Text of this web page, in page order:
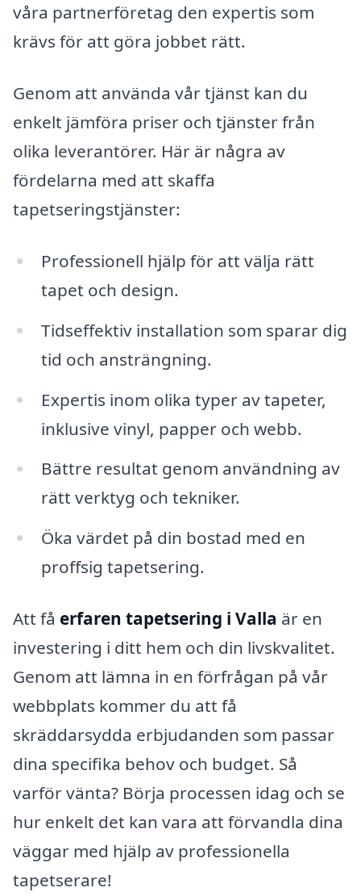
våra partnerföretag den expertis som
krävs för att göra jobbet rätt.
Genom att använda vår tjänst kan du
enkelt jämföra priser och tjänster från
olika leverantörer. Här är några av
fördelarna med att skaffa
tapetseringstjänster:
Professionell hjälp för att välja rätt
tapet och design.
Tidseffektiv installation som sparar dig
tid och ansträngning.
Expertis inom olika typer av tapeter,
inklusive vinyl, papper och webb.
Bättre resultat genom användning av
rätt verktyg och tekniker.
Öka värdet på din bostad med en
proffsig tapetsering.
Att få erfaren tapetsering i Valla är en
investering i ditt hem och din livskvalitet.
Genom att lämna in en förfrågan på vår
webbplats kommer du att få
skräddarsydda erbjudanden som passar
dina specifika behov och budget. Så
varför vänta? Börja processen idag och se
hur enkelt det kan vara att förvandla dina
väggar med hjälp av professionella
tapetserare!